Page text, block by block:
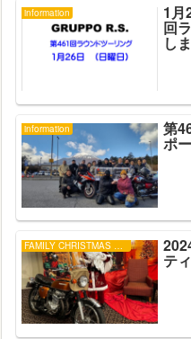
information 1
回
し
information 第
ポ
テ